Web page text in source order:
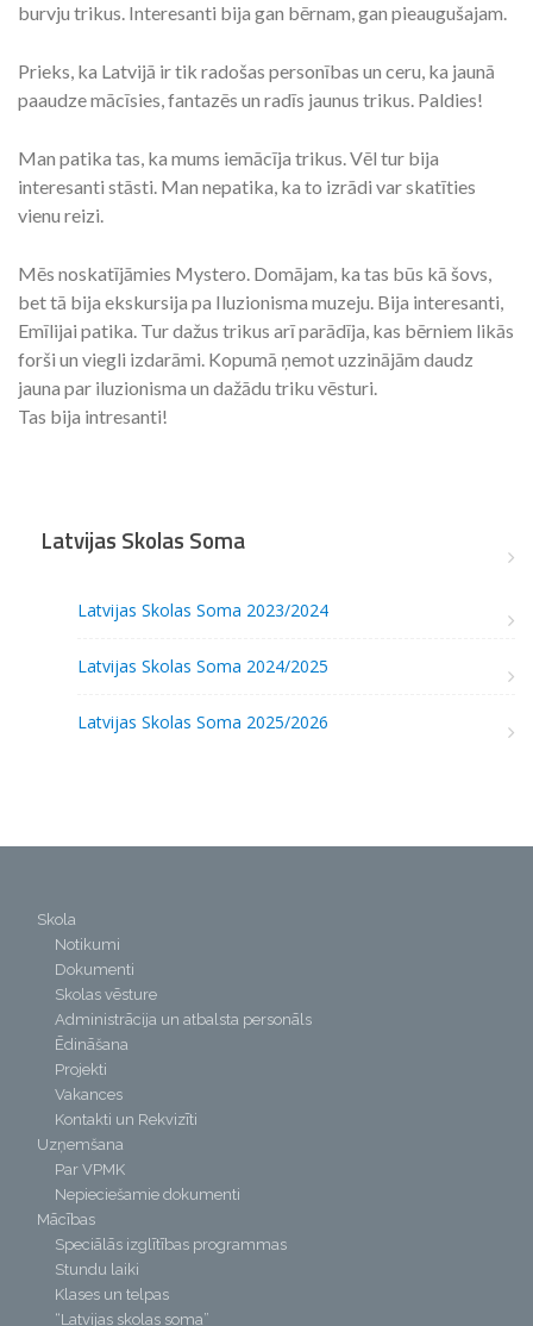
burvju trikus. Interesanti bija gan bērnam, gan pieaugušajam.
Prieks, ka Latvijā ir tik radošas personības un ceru, ka jaunā
paaudze mācīsies, fantazēs un radīs jaunus trikus. Paldies!
Man patika tas, ka mums iemācīja trikus. Vēl tur bija
interesanti stāsti. Man nepatika, ka to izrādi var skatīties
vienu reizi.
Mēs noskatījāmies Mystero. Domājam, ka tas būs kā šovs,
bet tā bija ekskursija pa Iluzionisma muzeju. Bija interesanti,
Emīlijai patika. Tur dažus trikus arī parādīja, kas bērniem likās
forši un viegli izdarāmi. Kopumā ņemot uzzinājām daudz
jauna par iluzionisma un dažādu triku vēsturi.
Tas bija intresanti!
Latvijas Skolas Soma
Latvijas Skolas Soma 2023/2024
Latvijas Skolas Soma 2024/2025
Latvijas Skolas Soma 2025/2026
Skola
Notikumi
Dokumenti
Skolas vēsture
Administrācija un atbalsta personāls
Ēdināšana
Projekti
Vakances
Kontakti un Rekvizīti
Uzņemšana
Par VPMK
Nepieciešamie dokumenti
Mācības
Speciālās izglītības programmas
Stundu laiki
Klases un telpas
“Latvijas skolas soma”